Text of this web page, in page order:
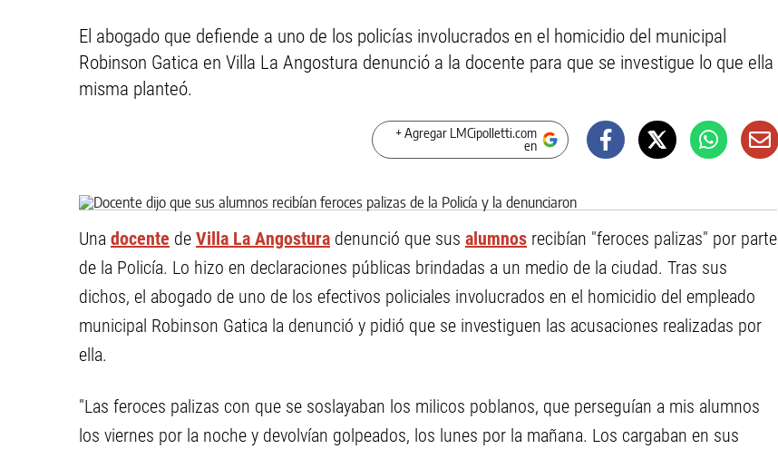
El abogado que defiende a uno de los policías involucrados en el homicidio del municipal
Robinson Gatica en Villa La Angostura denunció a la docente para que se investigue lo que ella
misma planteó.
+ Agregar LMCipolletti.com
en
Una docente de Villa La Angostura denunció que sus alumnos recibían "feroces palizas" por parte
de la Policía. Lo hizo en declaraciones públicas brindadas a un medio de la ciudad. Tras sus
dichos, el abogado de uno de los efectivos policiales involucrados en el homicidio del empleado
municipal Robinson Gatica la denunció y pidió que se investiguen las acusaciones realizadas por
ella.
"Las feroces palizas con que se soslayaban los milicos poblanos, que perseguían a mis alumnos
los viernes por la noche y devolvían golpeados, los lunes por la mañana. Los cargaban en sus